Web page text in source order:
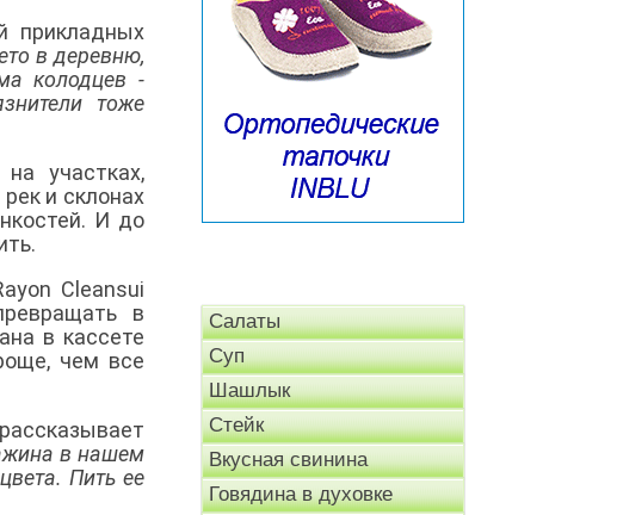
прикладных
в деревню,
колодцев -
тоже
участках,
и склонах
И до
Cleansui
в
в кассете
чем все
в нашем
Пить ее
Салаты
Суп
Шашлык
Стейк
Вкусная свинина
Говядина в духовке